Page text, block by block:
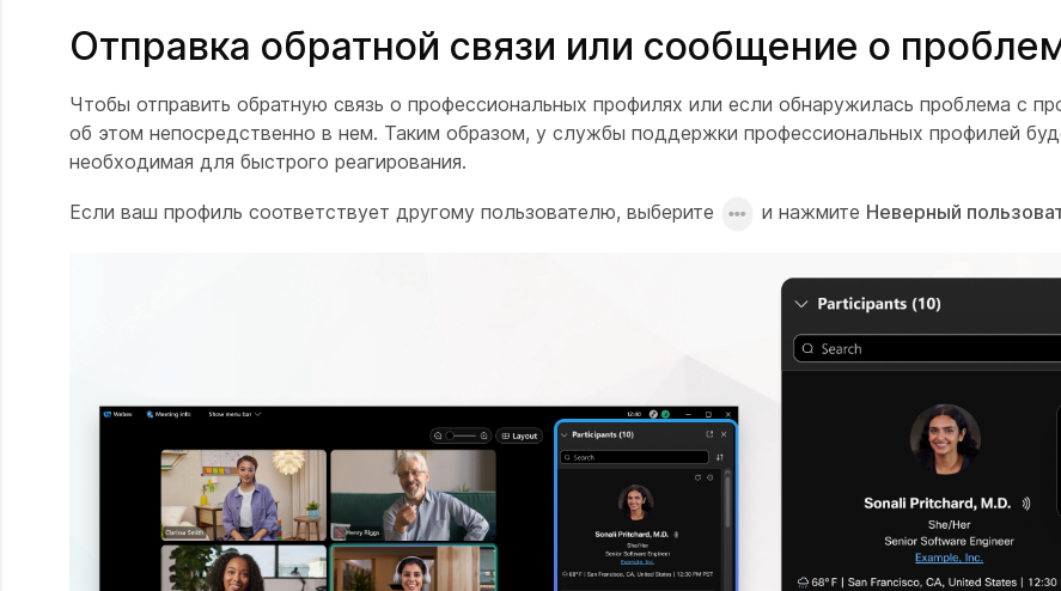
Отправка обратной связи или сообщение о
Чтобы отправить обратную связь о профессиональных профилях или если обнаружилась проблема с
об этом непосредственно в нем. Таким образом, у службы поддержки профессиональных профилей
необходимая для быстрого реагирования.
Если ваш профиль соответствует другому пользователю, выберите и нажмите Неверный